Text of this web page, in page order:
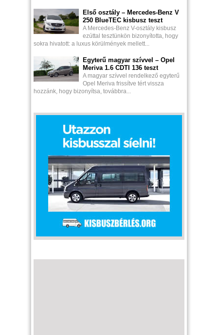
Első osztály – Mercedes-Benz V
250 BlueTEC kisbusz teszt
A Mercedes-Benz V-osztály kisbusz
ezúttal tesztünkön bizonyította, hogy
sokra hivatott: a luxus körülmények mellett...
Egyterű magyar szívvel – Opel
Meriva 1.6 CDTI 136 teszt
A magyar szívvel rendelkező egyterű
Opel Meriva frissítve tért vissza
hozzánk, hogy bizonyítsa, továbbra...